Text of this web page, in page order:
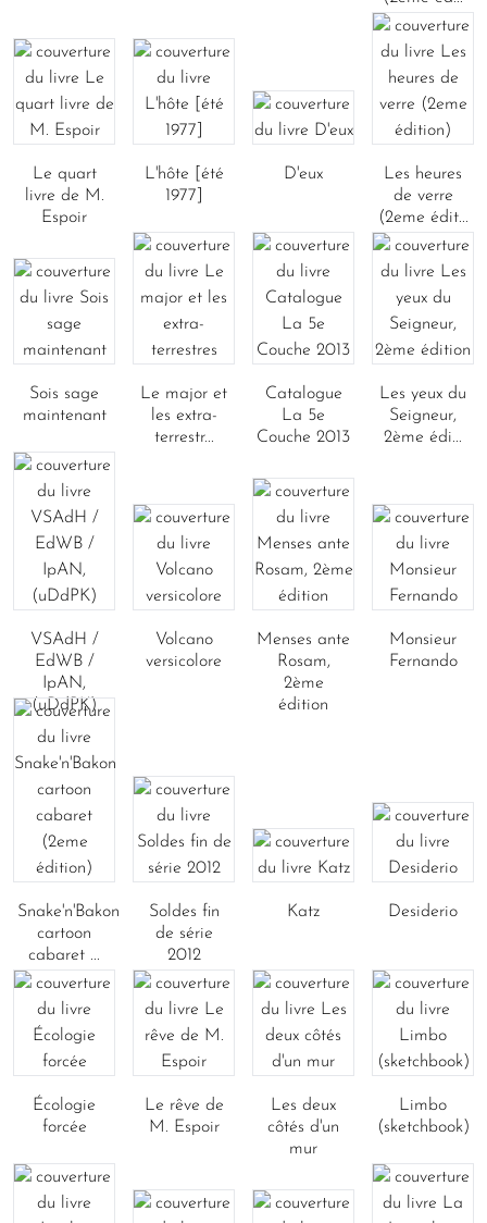
Le quart
livre de M.
Espoir
L'hôte [été
1977]
D'eux
Les heures
de verre
(2eme édit...
Sois sage
maintenant
Le major et
les extra-
terrestr...
Catalogue
La 5e
Couche 2013
Les yeux du
Seigneur,
2ème édi...
VSAdH /
EdWB /
IpAN,
(uDdPK)
Volcano
versicolore
Menses ante
Rosam,
2ème
édition
Monsieur
Fernando
Snake'n'Bakon
cartoon
cabaret ...
Soldes fin
de série
2012
Katz Desiderio
Écologie
forcée
Le rêve de
M. Espoir
Les deux
côtés d'un
mur
Limbo
(sketchbook)